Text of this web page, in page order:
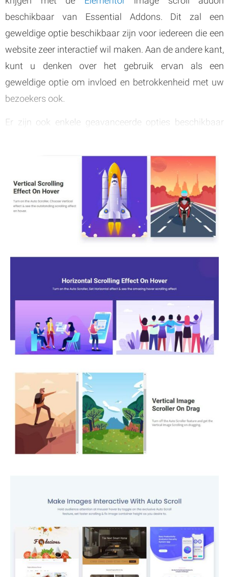
beschikbaar van Essential Addons. Dit zal een
geweldige optie beschikbaar zijn voor iedereen die een
website zeer interactief wil maken. Aan de andere kant,
kunt u denken over het gebruik ervan als een
geweldige optie om invloed en betrokkenheid met uw
bezoekers ook.
Er zijn ook enkele geavanceerde opties beschikbaar
gebruiken om auto scroller in te schakelen. Dit zal je
helpen om een geweldig scrollend effect op de website
te krijgen.